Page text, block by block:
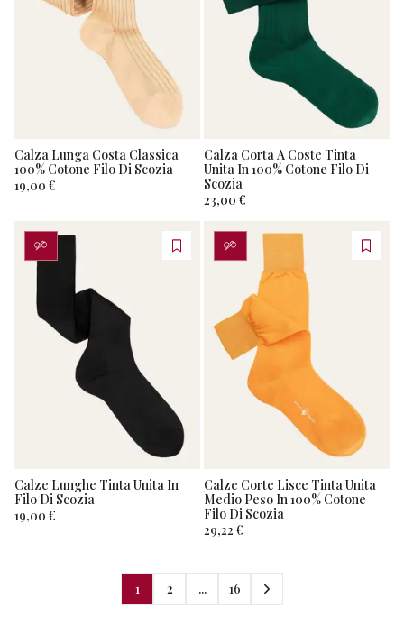
Calza Lunga Costa Classica
100% Cotone Filo Di Scozia
19,00 €
Calza Corta A Coste Tinta
Unita In 100% Cotone Filo Di
Scozia
23,00 €
PERSONALIZZA
Calze Lunghe Tinta Unita In
Filo Di Scozia
19,00 €
PERSONALIZZA
Calze Corte Lisce Tinta Unita
Medio Peso In 100% Cotone
Filo Di Scozia
29,22 €
1 2 ... 16